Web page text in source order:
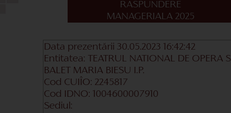
RASPUNDERE
MANAGERIALA 2025
Data prezentării 30.05.2023 16:42:42
Entitatea:
TEATRUL NATIONAL DE OPERA SI
BALET MARIA BIESU I.P.
Cod CUIÎO: 2245817
Cod IDNO:
1004600007910
Sediul: